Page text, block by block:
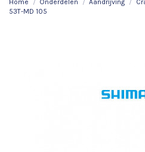
Home Onderdelen Aandrijving
53T-MD 105